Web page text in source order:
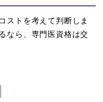
ストを考えて判断しま
なら、専門医資格は交